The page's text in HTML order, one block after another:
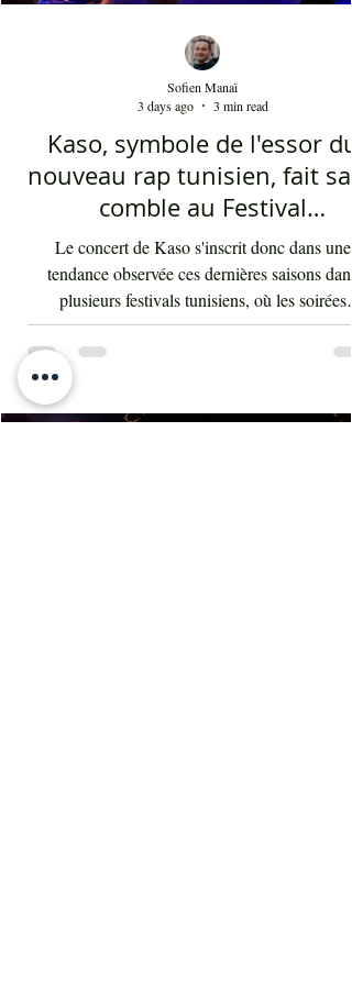
Kaso, symbole de l'essor du
nouveau rap tunisien, fait
comble au Festival
international de Sfax - Par
Le concert de Kaso s'inscrit donc dans une
tendance observée ces dernières saisons dans
plusieurs festivals tunisiens, où les soirées
consacrées au rap enregistrent régulièrement
fortes affluences. Cette montée en puissance
Sofien Manaï
3 days ago
3 min read